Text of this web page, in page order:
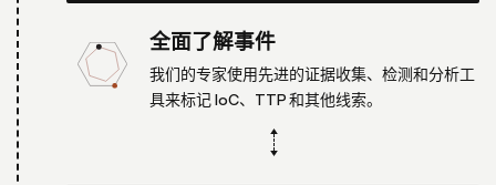
全面了解事件
我们的专家使用先进的证据收集、检测和分析工
具来标记 IoC、TTP 和其他线索。